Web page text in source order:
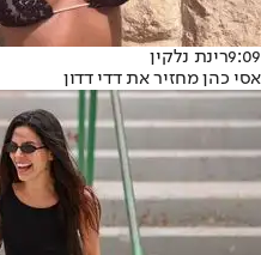
9:09רינת נלקין
אסי כהן מחזיר את דדי דדון